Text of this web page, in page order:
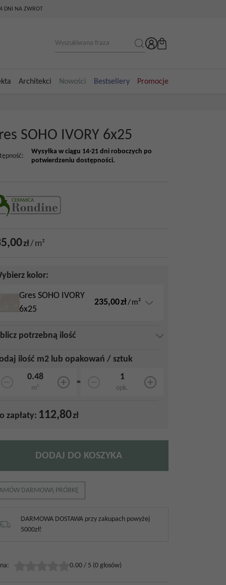
DNI NA ZWROT
Architekci Nowości Bestsellery Promocje
SOHO IVORY 6x25
:
Wysyłka w ciągu 14-21 dni roboczych po
potwierdzeniu dostępności.
zł/m²
kolor:
Gres SOHO IVORY
6x25
235,00zł/m²
potrzebną ilość
ilość m2 lub opakowań / sztuk
m²
=
opk.
zapłaty: 112,80zł
DODAJ DO KOSZYKA
DARMOWĄ PRÓBKĘ
DARMOWA DOSTAWA przy zakupach powyżej
5000zł!
: 0.00 / 5 (0 głosów)